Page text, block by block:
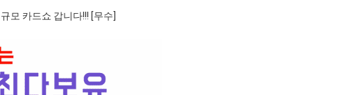
모 카드쇼 갑니다!!! [무수]